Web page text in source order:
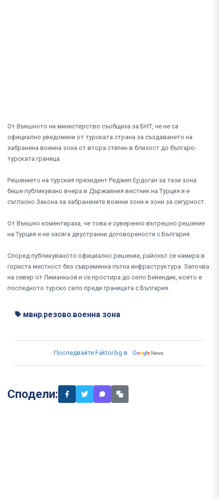
От Външното ни министерство съобщиха за БНТ, че не са
официално уведомени от турската страна за създаването на
забранена военна зона от втора степен в близост до българо-
турската граница.
Решението на турския президент Реджеп Ердоган за тази зона
беше публикувано вчера в Държавния вестник на Турция и е
съгласно Закона за забранените военни зони и зони за сигурност.
От Външно коментираха, че това е суверенно вътрешно решение
на Турция и не засяга двустранни договорености с България.
Според публикуваното официално решение, районът се намира в
гориста местност без съвременна пътна инфраструктура. Започва
на север от Лиманкьой и се простира до село Бейендик, което е
последното турско село преди границата с България.
мвнр,резово,военна зона
Последвайте Faktor.bg в
Сподели: